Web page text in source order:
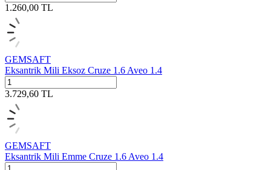
1.260,00 TL
GEMSAFT
Eksantrik Mili Eksoz Cruze 1.6 Aveo 1.4
3.729,60 TL
GEMSAFT
Eksantrik Mili Emme Cruze 1.6 Aveo 1.4